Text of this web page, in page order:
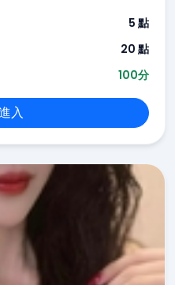
5 點
20 點
100分
入